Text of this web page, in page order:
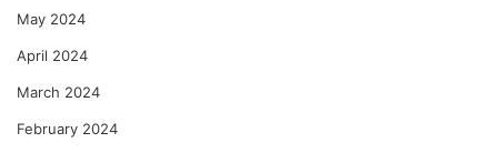
May 2024
April 2024
March 2024
February 2024